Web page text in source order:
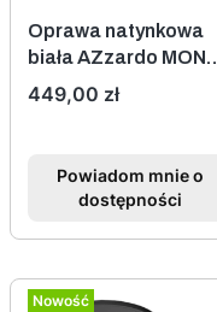
Oprawa natynkowa
biała AZzardo MONA
CCT 15W AZ6038
Cena
449,00 zł
Powiadom mnie o
dostępności
Nowość